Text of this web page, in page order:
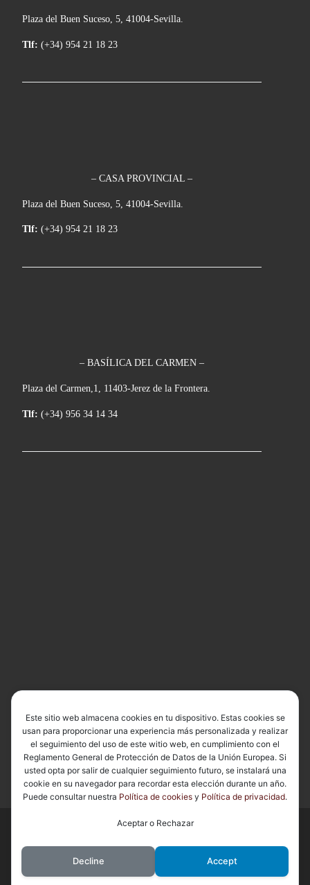
Plaza del Buen Suceso, 5, 41004-Sevilla.
Tlf: (+34) 954 21 18 23
– CASA PROVINCIAL –
Plaza del Buen Suceso, 5, 41004-Sevilla.
Tlf: (+34) 954 21 18 23
– BASÍLICA DEL CARMEN –
Plaza del Carmen,1, 11403-Jerez de la Frontera.
Tlf: (+34) 956 34 14 34
Basílica de Nuestra Señora del Carmen Coronada
los derechos reservados
Funciona con Tema Customizr
Este sitio web almacena cookies en tu dispositivo. Estas cookies se
usan para proporcionar una experiencia más personalizada y realizar
el seguimiento del uso de este witio web, en cumplimiento con el
Reglamento General de Protección de Datos de la Unión Europea. Si
usted opta por salir de cualquier seguimiento futuro, se instalará una
cookie en su navegador para recordar esta elección durante un año.
Puede consultar nuestra Política de cookies y Política de privacidad.
Aceptar o Rechazar
Decline Accept